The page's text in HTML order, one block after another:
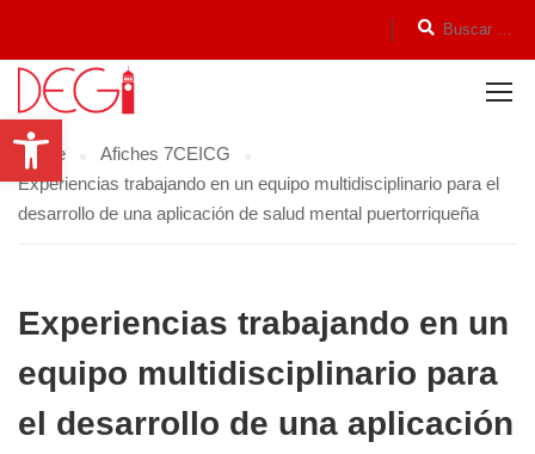
Open toolbar
Home
Afiches 7CEICG
Experiencias trabajando en un equipo multidisciplinario para el
desarrollo de una aplicación de salud mental puertorriqueña
Experiencias trabajando en un
equipo multidisciplinario para
el desarrollo de una aplicación